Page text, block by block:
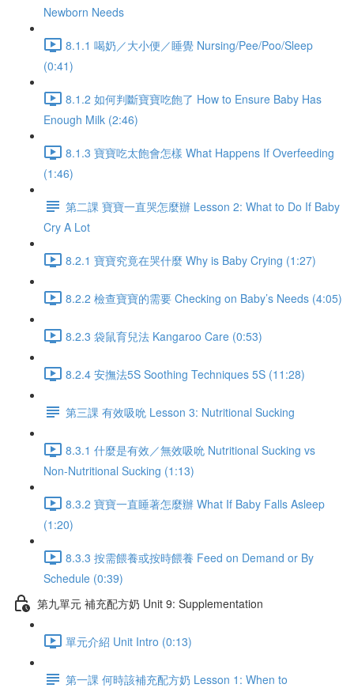
Newborn Needs
8.1.1 喝奶／大小便／睡覺 Nursing/Pee/Poo/Sleep
(0:41)
8.1.2 如何判斷寶寶吃飽了 How to Ensure Baby Has
Enough Milk (2:46)
8.1.3 寶寶吃太飽會怎樣 What Happens If Overfeeding
(1:46)
第二課 寶寶一直哭怎麼辦 Lesson 2: What to Do If Baby
Cry A Lot
8.2.1 寶寶究竟在哭什麼 Why is Baby Crying (1:27)
8.2.2 檢查寶寶的需要 Checking on Baby’s Needs (4:05)
8.2.3 袋鼠育兒法 Kangaroo Care (0:53)
8.2.4 安撫法5S Soothing Techniques 5S (11:28)
第三課 有效吸吮 Lesson 3: Nutritional Sucking
8.3.1 什麼是有效／無效吸吮 Nutritional Sucking vs
Non-Nutritional Sucking (1:13)
8.3.2 寶寶一直睡著怎麼辦 What If Baby Falls Asleep
(1:20)
8.3.3 按需餵養或按時餵養 Feed on Demand or By
Schedule (0:39)
第九單元 補充配方奶 Unit 9: Supplementation
單元介紹 Unit Intro (0:13)
第一課 何時該補充配方奶 Lesson 1: When to